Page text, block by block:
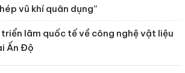
vũ khí quân dụng”
lãm quốc tế về công nghệ vật liệu
Ấn Độ